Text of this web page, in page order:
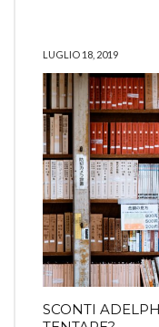
LUGLIO 18, 2019
SCONTI